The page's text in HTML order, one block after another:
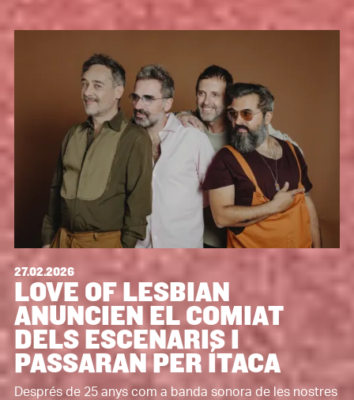
27.02.2026
LOVE OF LESBIAN
ANUNCIEN EL COMIAT
DELS ESCENARIS I
PASSARAN PER ÍTACA
Després de 25 anys com a banda sonora de les nostres